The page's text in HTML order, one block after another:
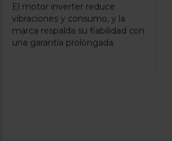
El motor inverter reduce
vibraciones y consumo, y la
marca respalda su fiabilidad con
una garantía prolongada.